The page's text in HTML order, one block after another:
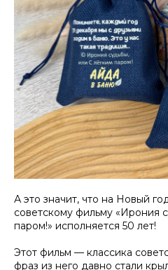
А это значит, что на Новый
советскому фильму «Ирония
паром!» исполняется 50 лет!
Этот фильм — классика
фраз из него давно стали